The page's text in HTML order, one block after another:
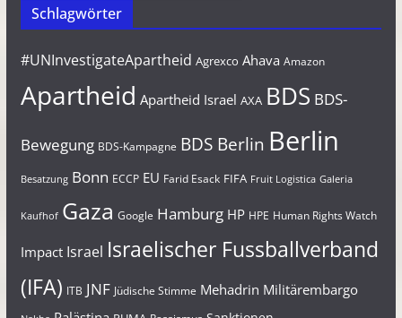
Schlagwörter
#UNInvestigateApartheid Agrexco Ahava Amazon
Apartheid Apartheid Israel AXA BDS BDS-
Bewegung BDS-Kampagne BDS Berlin Berlin
Besatzung Bonn ECCP EU Farid Esack FIFA Fruit Logistica Galeria
Kaufhof Gaza Google Hamburg HP HPE Human Rights Watch
Impact Israel Israelischer Fussballverband
(IFA) ITB JNF Jüdische Stimme Mehadrin Militärembargo